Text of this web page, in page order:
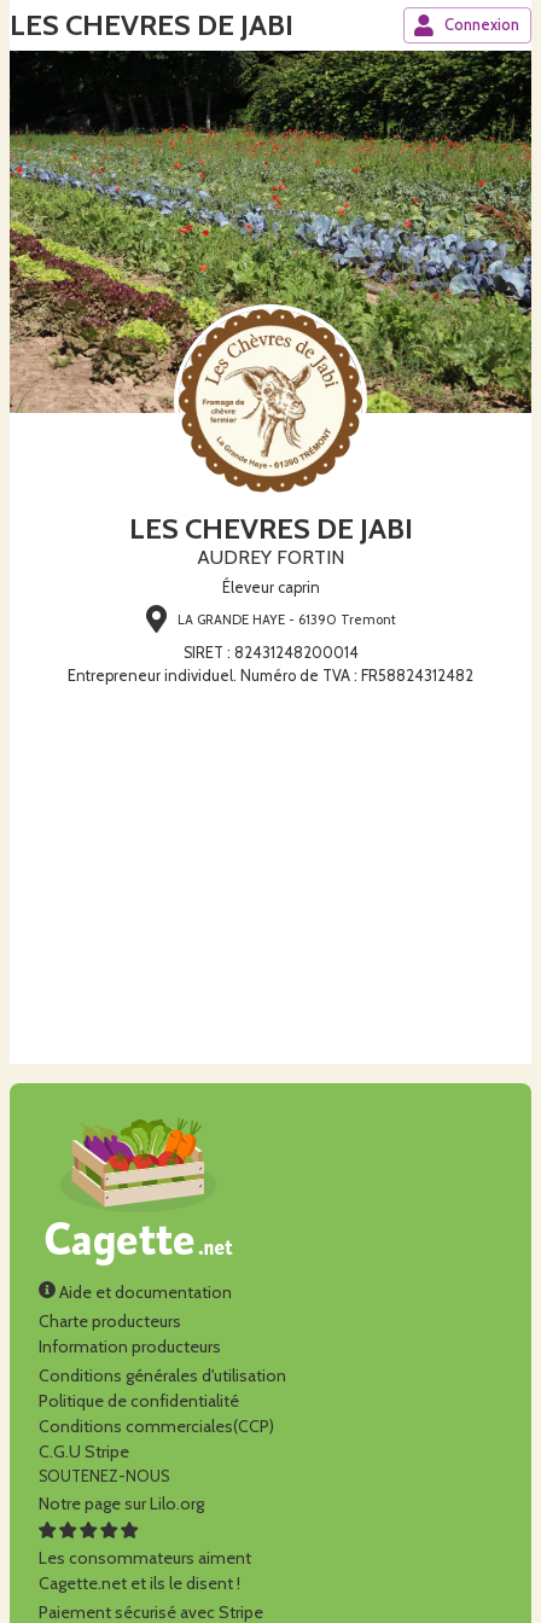
LES CHEVRES DE JABI Connexion
LES CHEVRES DE JABI
AUDREY FORTIN
Éleveur caprin
LA GRANDE HAYE - 61390 Tremont
SIRET : 82431248200014
Entrepreneur individuel. Numéro de TVA : FR58824312482
Aide et documentation
Charte producteurs
Information producteurs
Conditions générales d'utilisation
Politique de confidentialité
Conditions commerciales(CCP)
C.G.U Stripe
SOUTENEZ-NOUS
Notre page sur Lilo.org
Les consommateurs aiment
Cagette.net et ils le disent !
Paiement sécurisé avec Stripe